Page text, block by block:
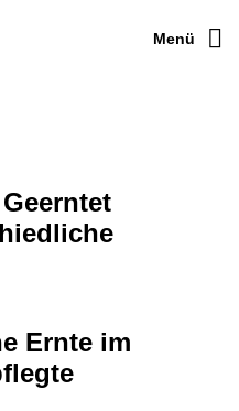
Menü
Ernte im